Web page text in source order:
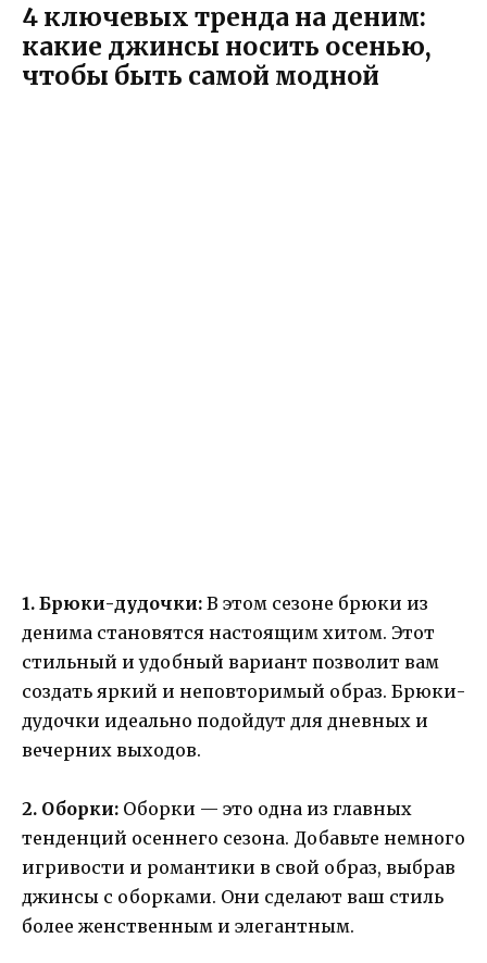
4 ключевых тренда на деним:
какие джинсы носить осенью,
чтобы быть самой модной
1. Брюки-дудочки: В этом сезоне брюки из
денима становятся настоящим хитом. Этот
стильный и удобный вариант позволит вам
создать яркий и неповторимый образ. Брюки-
дудочки идеально подойдут для дневных и
вечерних выходов.
2. Оборки: Оборки — это одна из главных
тенденций осеннего сезона. Добавьте немного
игривости и романтики в свой образ, выбрав
джинсы с оборками. Они сделают ваш стиль
более женственным и элегантным.